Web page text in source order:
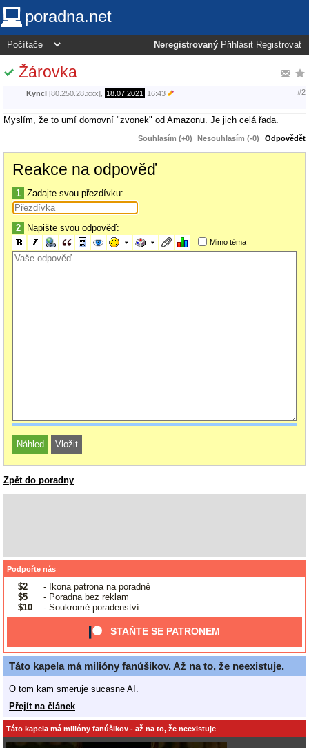
poradna.net
Neregistrovaný Přihlásit Registrovat
Žárovka
Kyncl [80.250.28.xxx], 18.07.2021 16:43 #2
Myslím, že to umí domovní "zvonek" od Amazonu. Je jich celá řada.
Souhlasím (+0) Nesouhlasím (-0) Odpovědět
Reakce na odpověď
1 Zadajte svou přezdívku:
2 Napište svou odpověď:
Mimo téma
Zpět do poradny
Podpořte nás
$2
- Ikona patrona na poradně
$5
- Poradna bez reklam
$10
- Soukromé poradenství
STAŇTE SE PATRONEM
Táto kapela má milióny fanúšikov. Až na to, že neexistuje.
O tom kam smeruje sucasne AI.
Přejít na článek
Táto kapela má milióny fanúšikov - až na to, že neexistuje